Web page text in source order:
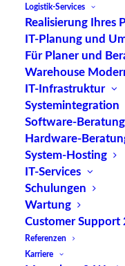
Logistik-Services
Realisierung Ihres
IT-Planung und
Für Planer und
Warehouse
IT-Infrastruktur
Systemintegration
Software-Beratung
Hardware-
System-Hosting
IT-Services
Schulungen
Wartung
Customer
Referenzen
Karriere
Auch in diesem
Manufaktur TUP
Karlsruhe wieder
LogiMAT. Der
an gewohnter
Im Zeichen des
– Innovativ“
maßgeschneiderter